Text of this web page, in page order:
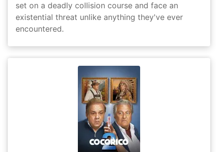
set on a deadly collision course and face an
existential threat unlike anything they've ever
encountered.